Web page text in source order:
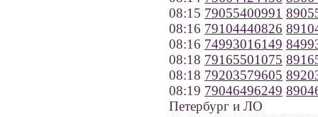
08:15 79055400991
08:16 79104440826
08:16 74993016149
08:18 79165501075
08:18 79203579605
08:19 79046496249
Петербург и ЛО